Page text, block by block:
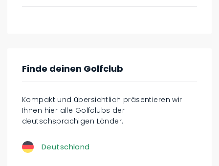
Finde deinen Golfclub
Kompakt und übersichtlich präsentieren wir
Ihnen hier alle Golfclubs der
deutschsprachigen Länder.
Deutschland